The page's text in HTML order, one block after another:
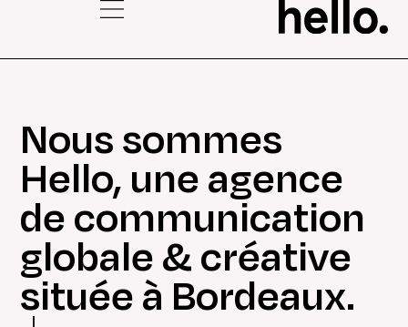
Nous sommes
Hello, une agence
de communication
globale & créative
située à Bordeaux.